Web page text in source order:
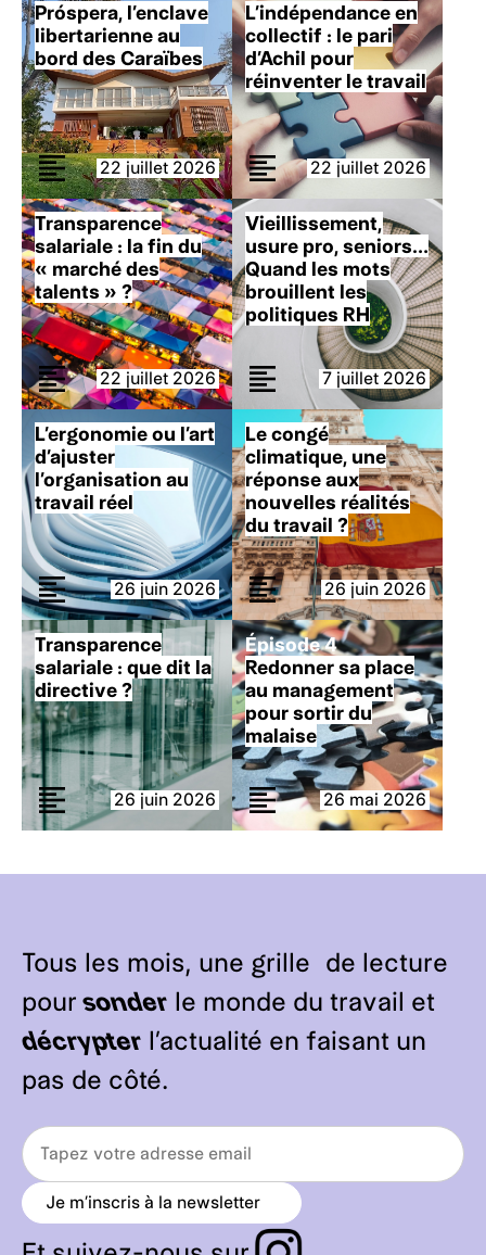
Próspera, l’enclave
libertarienne au
bord des Caraïbes
22 juillet 2026
L’indépendance en
collectif : le pari
d’Achil pour
réinventer le travail
22 juillet 2026
Transparence
salariale : la fin du
« marché des
talents » ?
22 juillet 2026
Vieillissement,
usure pro, seniors…
Quand les mots
brouillent les
politiques RH
7 juillet 2026
L’ergonomie ou l’art
d’ajuster
l’organisation au
travail réel
26 juin 2026
Le congé
climatique, une
réponse aux
nouvelles réalités
du travail ?
26 juin 2026
Transparence
salariale : que dit la
directive ?
26 juin 2026
Épisode 4
Redonner sa place
au management
pour sortir du
malaise
26 mai 2026
Tous les mois, une grille de lecture
pour sonder le monde du travail et
décrypter l’actualité en faisant un
pas de côté.
Je m’inscris à la newsletter
r
r